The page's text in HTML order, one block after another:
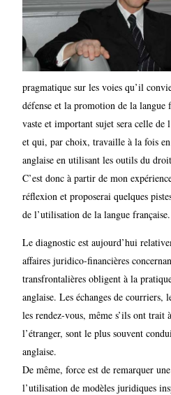
pragmatique sur les voies qu’il
défense et la promotion de la
vaste et important sujet sera celle de
et qui, par choix, travaille à la fois
anglaise en utilisant les outils du
C’est donc à partir de mon
réflexion et proposerai quelques
de l’utilisation de la langue française.
Le diagnostic est aujourd’hui
affaires juridico-financières
transfrontalières obligent à la
anglaise. Les échanges de courriers,
les rendez-vous, même s’ils ont trait
l’étranger, sont le plus souvent
anglaise.
De même, force est de remarquer
l’utilisation de modèles juridiques